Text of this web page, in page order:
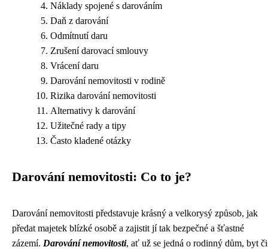
Náklady spojené s darováním
Daň z darování
Odmítnutí daru
Zrušení darovací smlouvy
Vrácení daru
Darování nemovitosti v rodině
Rizika darování nemovitosti
Alternativy k darování
Užitečné rady a tipy
Často kladené otázky
Darování nemovitosti: Co to je?
Darování nemovitosti představuje krásný a velkorysý způsob, jak
předat majetek blízké osobě a zajistit jí tak bezpečné a šťastné
zázemí. Darování nemovitosti, ať už se jedná o rodinný dům, byt či